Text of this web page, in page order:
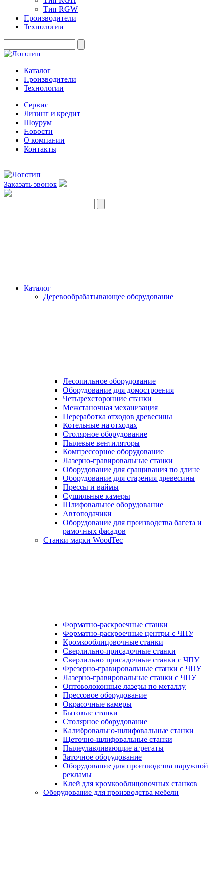
Тип RGW
Производители
Технологии
Каталог
Производители
Технологии
Сервис
Лизинг и кредит
Шоурум
Новости
О компании
Контакты
Заказать звонок
Каталог
Деревообрабатывающее оборудование
Лесопильное оборудование
Оборудование для домостроения
Четырехсторонние станки
Межстаночная механизация
Переработка отходов древесины
Котельные на отходах
Столярное оборудование
Пылевые вентиляторы
Компрессорное оборудование
Лазерно-гравировальные станки
Оборудование для сращивания по длине
Оборудование для старения древесины
Прессы и ваймы
Сушильные камеры
Шлифовальное оборудование
Автоподачики
Оборудование для производства багета и
рамочных фасадов
Станки марки WoodTec
Форматно-раскроечные станки
Форматно-раскроечные центры с ЧПУ
Кромкооблицовочные станки
Сверлильно-присадочные станки
Сверлильно-присадочные станки с ЧПУ
Фрезерно-гравировальные станки с ЧПУ
Лазерно-гравировальные станки с ЧПУ
Оптоволоконные лазеры по металлу
Прессовое оборудование
Окрасочные камеры
Бытовые станки
Столярное оборудование
Калибровально-шлифовальные станки
Щеточно-шлифовальные станки
Пылеулавливающие агрегаты
Заточное оборудование
Оборудование для производства наружной
рекламы
Клей для кромкооблицовочных станков
Оборудование для производства мебели